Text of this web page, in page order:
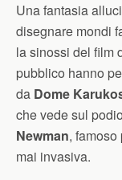
Una fantasia
disegnare mondi
la sinossi del film
pubblico hanno
da Dome
che vede sul
Newman,
mai invasiva.